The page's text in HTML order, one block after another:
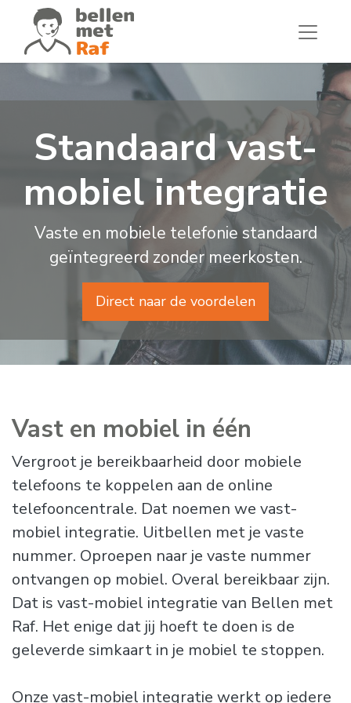
Standaard vast-
mobiel integratie
Vaste en mobiele telefonie standaard
geïntegreerd zonder meerkosten.
Direct naar de voordelen
Vast en mobiel in één
Vergroot je bereikbaarheid door mobiele
telefoons te koppelen aan de online
telefooncentrale. Dat noemen we vast-
mobiel integratie. Uitbellen met je vaste
nummer. Oproepen naar je vaste nummer
ontvangen op mobiel. Overal bereikbaar zijn.
Dat is vast-mobiel integratie van Bellen met
Raf. Het enige dat jij hoeft te doen is de
geleverde simkaart in je mobiel te stoppen.
Onze vast-mobiel integratie werkt op iedere